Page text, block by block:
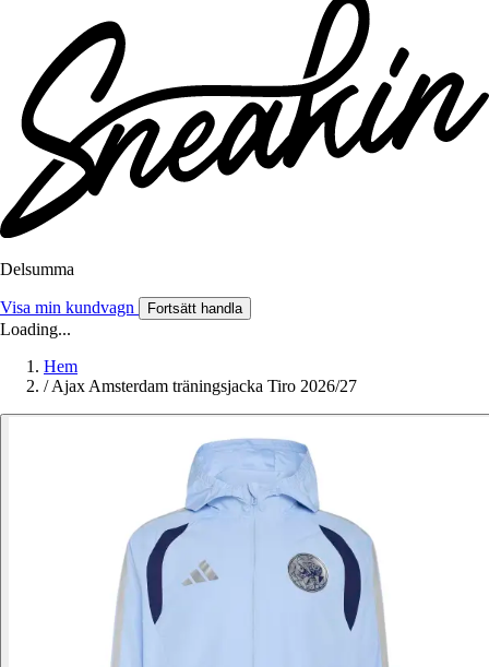
Delsumma
Visa min kundvagn Fortsätt handla
Loading...
Hem
/ Ajax Amsterdam träningsjacka Tiro 2026/27